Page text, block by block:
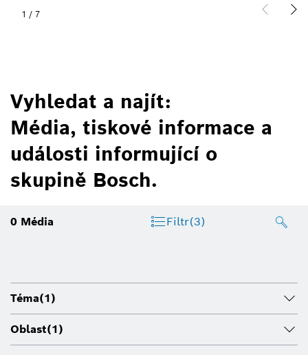
1 / 7
Vyhledat a najít:
Média, tiskové informace a
události informující o
skupině Bosch.
0 Média Filtr(3)
Téma(1)
Oblast(1)